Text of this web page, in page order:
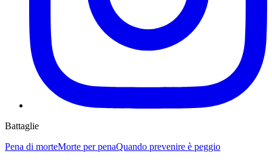
Battaglie
Pena di morteMorte per penaQuando prevenire è peggio